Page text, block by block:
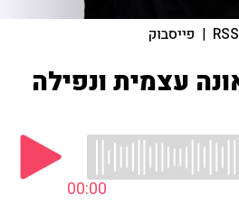
RSS
| פייסבוק
עצמית ונפילה
00:00